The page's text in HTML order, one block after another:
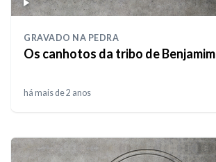
GRAVADO NA PEDRA
Os canhotos da tribo de Benjamim
há mais de 2 anos